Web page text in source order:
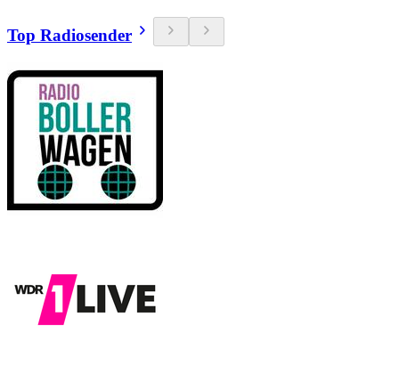
Top Radiosender